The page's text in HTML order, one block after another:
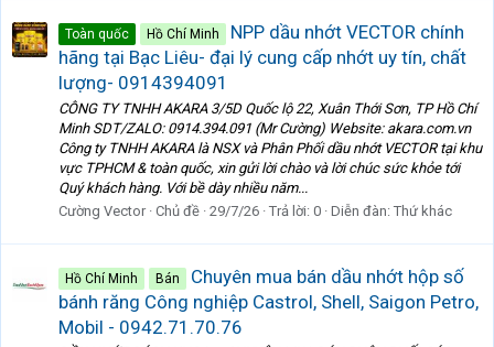
Toàn quốc Hồ Chí Minh
NPP dầu nhớt VECTOR chính
hãng tại Bạc Liêu- đại lý cung cấp nhớt uy tín, chất
lượng- 0914394091
CÔNG TY TNHH AKARA 3/5D Quốc lộ 22, Xuân Thới Sơn, TP Hồ Chí
Minh SDT/ZALO: 0914.394.091 (Mr Cường) Website: akara.com.vn
Công ty TNHH AKARA là NSX và Phân Phối dầu nhớt VECTOR tại khu
vực TPHCM & toàn quốc, xin gửi lời chào và lời chúc sức khỏe tới
Quý khách hàng. Với bề dày nhiều năm...
Cường Vector Chủ đề 29/7/26 Trả lời: 0 Diễn đàn: Thứ khác
Hồ Chí Minh Bán
Chuyên mua bán dầu nhớt hộp số
bánh răng Công nghiệp Castrol, Shell, Saigon Petro,
Mobil - 0942.71.70.76